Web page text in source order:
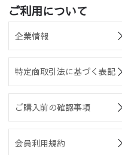
ご利用について
企業情報
特定商取引法に基づく表記
ご購入前の確認事項
会員利用規約